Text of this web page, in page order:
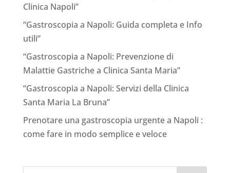
Clinica Napoli”
“Gastroscopia a Napoli: Guida completa e Info
utili”
“Gastroscopia a Napoli: Prevenzione di
Malattie Gastriche a Clinica Santa Maria”
“Gastroscopia a Napoli: Servizi della Clinica
Santa Maria La Bruna”
Prenotare una gastroscopia urgente a Napoli :
come fare in modo semplice e veloce